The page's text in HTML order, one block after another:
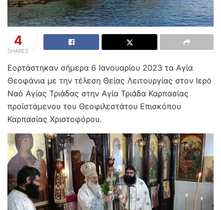
4
SHARES
Εορτάστηκαν σήμερα 6 Ιανουαρίου 2023 τα Αγία
Θεοφάνια με την τέλεση Θείας Λειτουργίας στον Ιερό
Ναό Αγίας Τριάδας στην Αγία Τριάδα Καρπασίας
προϊστάμενου του Θεοφιλεστάτου Επισκόπου
Καρπασίας Χριστοφόρου.